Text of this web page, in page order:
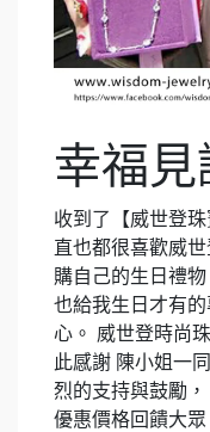
幸福
收到了【威世登
直也都很喜歡威
購自己的生日禮
也給我生日才有
心。 威世登時尚
此感謝 陳小姐一
烈的支持與鼓勵
優惠價格回饋大眾